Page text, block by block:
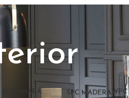
RECÁMARA
SPC MADERA